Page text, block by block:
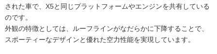
された車で、X5と同じプラットフォームやエンジンを共有している
のです。
外観の特徴としては、ルーフラインがなだらかに下降することで、
スポーティーなデザインと優れた空力性能を実現しています。